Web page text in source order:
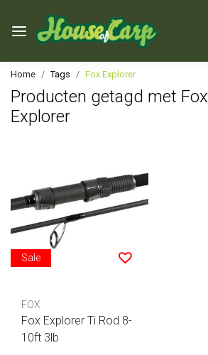
Home Tags Fox Explorer
Producten getagd met Fox
Explorer
Sale
FOX
Fox Explorer Ti Rod 8-
10ft 3lb